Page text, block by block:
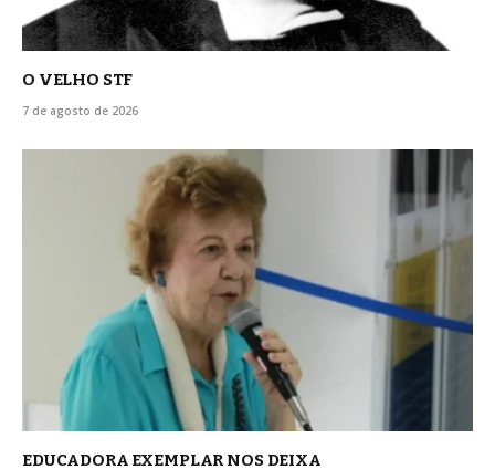
O VELHO STF
7 de agosto de 2026
EDUCADORA EXEMPLAR NOS DEIXA